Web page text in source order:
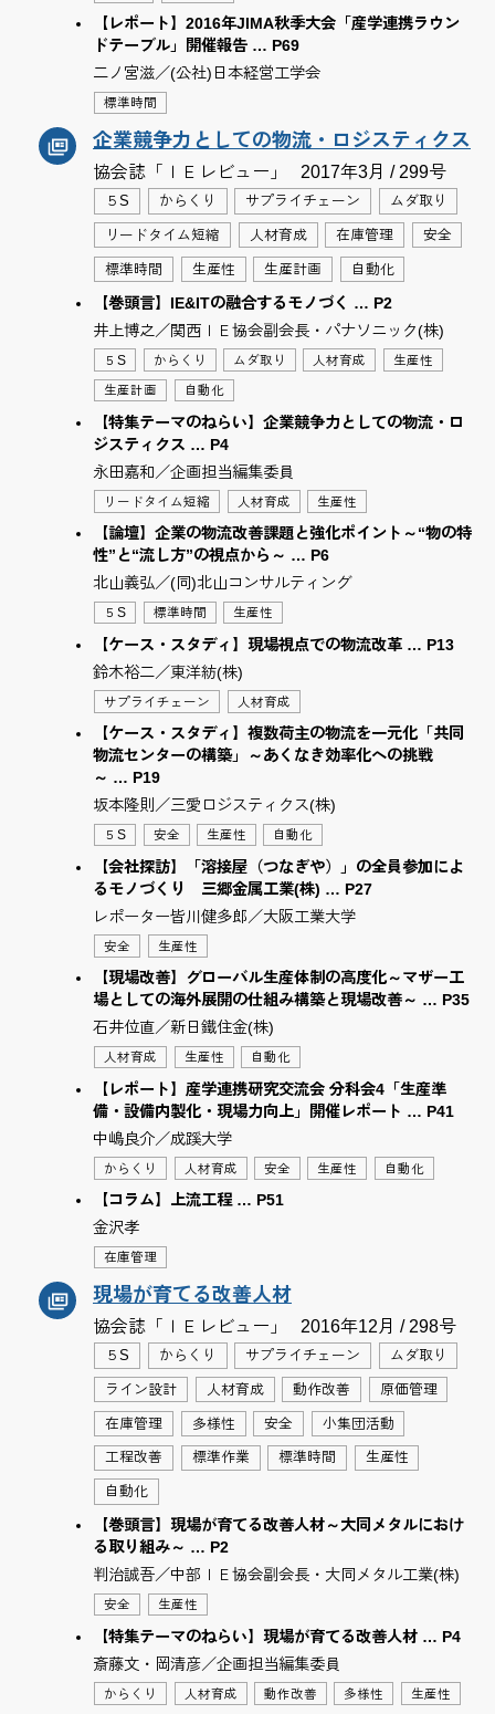
【レポート】2016年JIMA秋季大会「産学連携ラウン
ドテーブル」開催報告 … P69
二ノ宮滋／(公社)日本経営工学会
標準時間
企業競争力としての物流・ロジスティクス
協会誌「ＩＥレビュー」 2017年3月 / 299号
５S からくり サプライチェーン ムダ取り
リードタイム短縮 人材育成 在庫管理 安全
標準時間 生産性 生産計画 自動化
【巻頭言】IE&ITの融合するモノづく … P2
井上博之／関西ＩＥ協会副会長・パナソニック(株)
５S からくり ムダ取り 人材育成 生産性
生産計画 自動化
【特集テーマのねらい】企業競争力としての物流・ロ
ジスティクス … P4
永田嘉和／企画担当編集委員
リードタイム短縮 人材育成 生産性
【論壇】企業の物流改善課題と強化ポイント～“物の特
性”と“流し方”の視点から～ … P6
北山義弘／(同)北山コンサルティング
５S 標準時間 生産性
【ケース・スタディ】現場視点での物流改革 … P13
鈴木裕二／東洋紡(株)
サプライチェーン 人材育成
【ケース・スタディ】複数荷主の物流を一元化「共同
物流センターの構築」～あくなき効率化への挑戦
～ … P19
坂本隆則／三愛ロジスティクス(株)
５S 安全 生産性 自動化
【会社探訪】「溶接屋（つなぎや）」の全員参加によ
るモノづくり 三郷金属工業(株) … P27
レポーター皆川健多郎／大阪工業大学
安全 生産性
【現場改善】グローバル生産体制の高度化～マザー工
場としての海外展開の仕組み構築と現場改善～ … P35
石井位直／新日鐵住金(株)
人材育成 生産性 自動化
【レポート】産学連携研究交流会 分科会4「生産準
備・設備内製化・現場力向上」開催レポート … P41
中嶋良介／成蹊大学
からくり 人材育成 安全 生産性 自動化
【コラム】上流工程 … P51
金沢孝
在庫管理
現場が育てる改善人材
協会誌「ＩＥレビュー」 2016年12月 / 298号
５S からくり サプライチェーン ムダ取り
ライン設計 人材育成 動作改善 原価管理
在庫管理 多様性 安全 小集団活動
工程改善 標準作業 標準時間 生産性
自動化
【巻頭言】現場が育てる改善人材～大同メタルにおけ
る取り組み～ … P2
判治誠吾／中部ＩＥ協会副会長・大同メタル工業(株)
安全 生産性
【特集テーマのねらい】現場が育てる改善人材 … P4
斎藤文・岡清彦／企画担当編集委員
からくり 人材育成 動作改善 多様性 生産性